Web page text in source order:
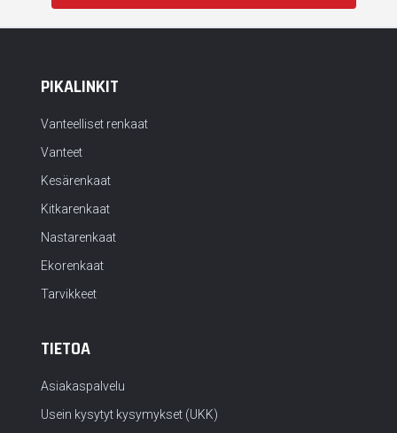
PIKALINKIT
Vanteelliset renkaat
Vanteet
Kesärenkaat
Kitkarenkaat
Nastarenkaat
Ekorenkaat
Tarvikkeet
TIETOA
Asiakaspalvelu
Usein kysytyt kysymykset (UKK)